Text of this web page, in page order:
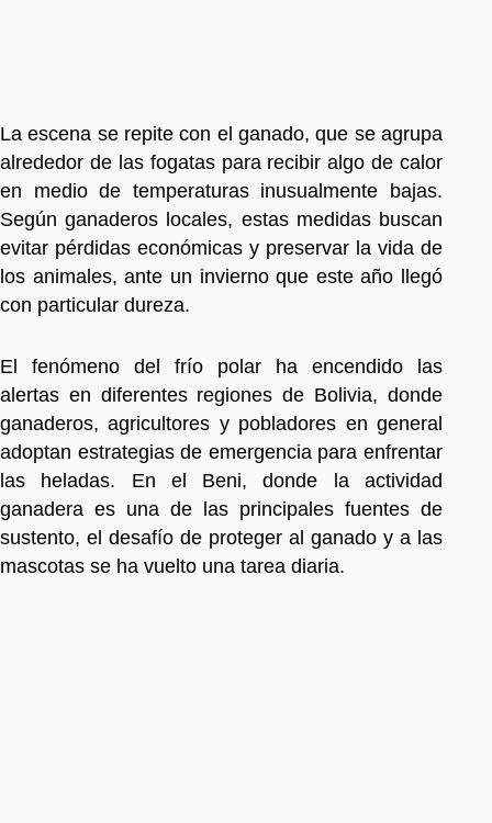
La escena se repite con el ganado, que se agrupa
alrededor de las fogatas para recibir algo de calor
en medio de temperaturas inusualmente bajas.
Según ganaderos locales, estas medidas buscan
evitar pérdidas económicas y preservar la vida de
los animales, ante un invierno que este año llegó
con particular dureza.
El fenómeno del frío polar ha encendido las
alertas en diferentes regiones de Bolivia, donde
ganaderos, agricultores y pobladores en general
adoptan estrategias de emergencia para enfrentar
las heladas. En el Beni, donde la actividad
ganadera es una de las principales fuentes de
sustento, el desafío de proteger al ganado y a las
mascotas se ha vuelto una tarea diaria.